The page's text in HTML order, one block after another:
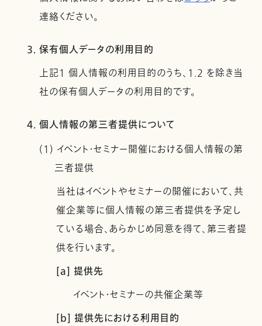
連絡ください。
3. 保有個人データの利用目的
上記１ 個人情報の利用目的のうち、1.2 を除き当
社の保有個人データの利用目的です。
4. 個人情報の第三者提供について
(1) イベント・セミナー開催における個人情報の第
三者提供
当社はイベントやセミナーの開催において、共
催企業等に個人情報の第三者提供を予定し
ている場合、あらかじめ同意を得て、第三者提
供を行います。
[a] 提供先
イベント・セミナーの共催企業等
[b] 提供先における利用目的